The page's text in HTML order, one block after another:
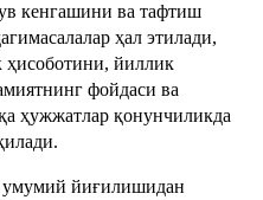
кенгашини ва тафтиш
ҳал этилади,
йиллик
фойдаси ва
ҳужжатлар қонунчиликда
умумий йиғилишидан